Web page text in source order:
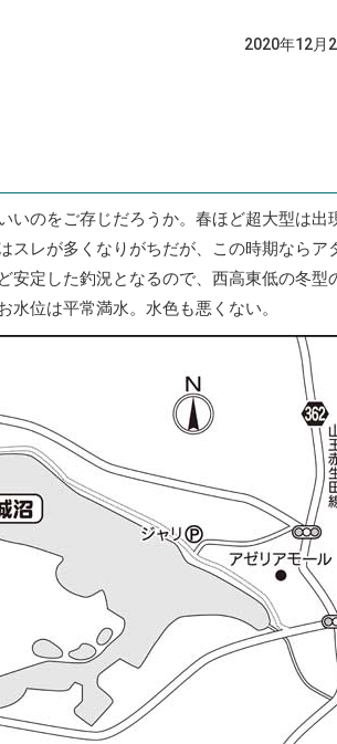
2020年12月
いのをご存じだろうか。春ほど超大型は出
スレが多くなりがちだが、この時期ならア
安定した釣況となるので、西高東低の冬型
位は平常満水。水色も悪くない。